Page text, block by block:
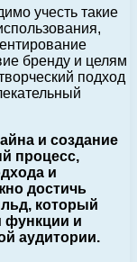
учесть такие
бренду и целям
подход
и создание
процесс,
и
достичь
который
функции и
аудитории.